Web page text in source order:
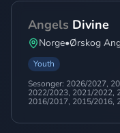
Angels Divine
Norge•Ørskog
Youth
Sesonger: 2026/2027,
2022/2023, 2021/2022,
2016/2017, 2015/2016,